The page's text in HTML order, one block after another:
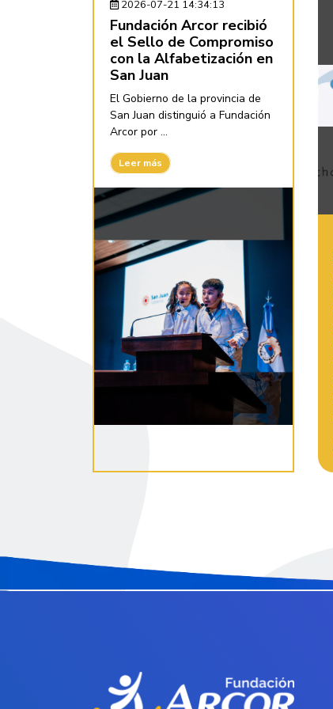
2026-07-21 14:34:13
Fundación Arcor recibió
el Sello de Compromiso
con la Alfabetización en
San Juan
El Gobierno de la provincia de
San Juan distinguió a Fundación
Arcor por ...
Leer más